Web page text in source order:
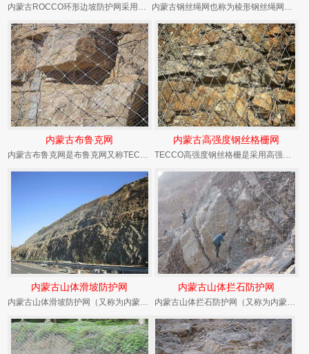
内蒙古布鲁克网 内蒙古高强度钢丝格栅网
TECCO高强度钢丝格栅是采用高强度弹簧钢丝经特殊焊接技术焊接为网状结构而成钢丝格栅网。由...
内蒙古山体滑坡防护网
内蒙古山体滑坡防护网（又称为内蒙古柔性防护网、内蒙古边坡防护网）是用来防治、减小山体滑坡崩...
内蒙古山体拦石防护网
内蒙古山体拦石防护网（又称为内蒙古柔性防护网、内蒙古边坡防护网）是用来防治、减小山体滑坡崩...